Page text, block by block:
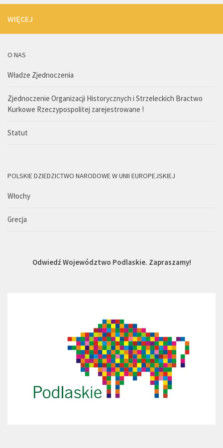
WIĘCEJ
O NAS
Władze Zjednoczenia
Zjednoczenie Organizacji Historycznych i Strzeleckich Bractwo
Kurkowe Rzeczypospolitej zarejestrowane !
Statut
POLSKIE DZIEDZICTWO NARODOWE W UNII EUROPEJSKIEJ
Włochy
Grecja
Odwiedź Województwo Podlaskie. Zapraszamy!